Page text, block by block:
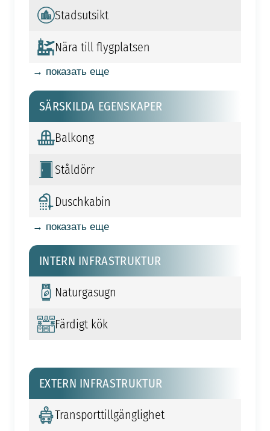
Stadsutsikt
Nära till flygplatsen
→ показать еще
SÄRSKILDA EGENSKAPER
Balkong
Ståldörr
Duschkabin
→ показать еще
INTERN INFRASTRUKTUR
Naturgasugn
Färdigt kök
EXTERN INFRASTRUKTUR
Transporttillgänglighet